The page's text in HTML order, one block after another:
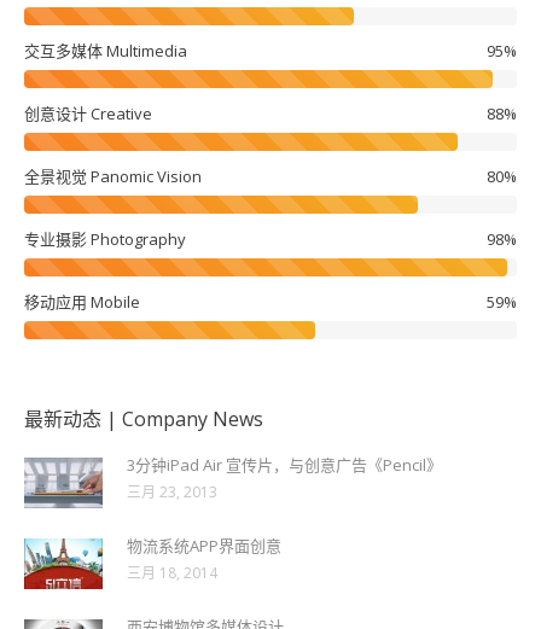
交互多媒体 Multimedia 95%
创意设计 Creative 88%
全景视觉 Panomic Vision 80%
专业摄影 Photography 98%
移动应用 Mobile 59%
最新动态 | Company News
3分钟iPad Air 宣传片，与创意广告《Pencil》
三月 23, 2013
物流系统APP界面创意
三月 18, 2014